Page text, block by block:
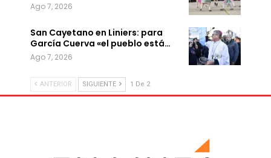
Ago 7, 2026
San Cayetano en Liniers: para
García Cuerva «el pueblo está…
Ago 7, 2026
ANTERIOR SIGUIENTE 1 De 2